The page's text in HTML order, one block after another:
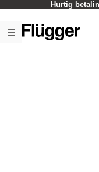
Hurtig